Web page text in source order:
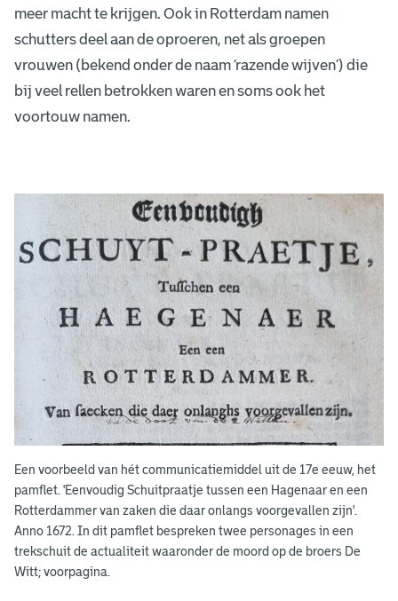
meer macht te krijgen. Ook in Rotterdam namen
schutters deel aan de oproeren, net als groepen
vrouwen (bekend onder de naam ‘razende wijven’) die
bij veel rellen betrokken waren en soms ook het
voortouw namen.
e
p
a
m
f
l
e
t
E
e
Een voorbeeld van hét communicatiemiddel uit de 17e eeuw, het
pamflet. 'Eenvoudig Schuitpraatje tussen een Hagenaar en een
Rotterdammer van zaken die daar onlangs voorgevallen zijn'.
Anno 1672. In dit pamflet bespreken twee personages in een
trekschuit de actualiteit waaronder de moord op de broers De
Witt; voorpagina.